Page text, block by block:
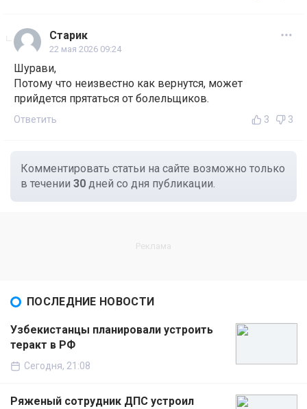
Старик
22 мая 2026 09:24
Шурави,
Потому что неизвестно как вернутся, может
прийдется прятаться от болельщиков.
Ответить 3 3
Комментировать статьи на сайте возможно только
в течении 30 дней со дня публикации.
ПОСЛЕДНИЕ НОВОСТИ
Узбекистанцы планировали устроить
теракт в РФ
Сегодня, 21:08
Ряженый сотрудник ДПС устроил